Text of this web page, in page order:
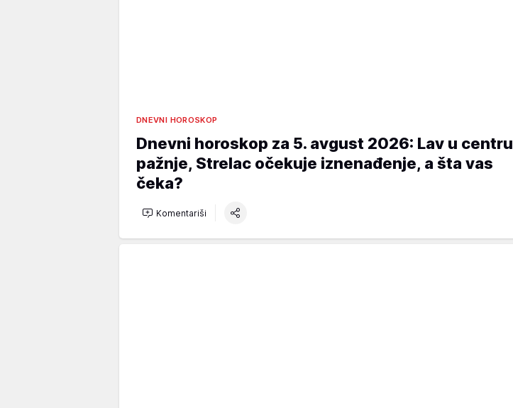
DNEVNI HOROSKOP
Dnevni horoskop za 5. avgust 2026: Lav u centru
pažnje, Strelac očekuje iznenađenje, a šta vas
čeka?
Komentariši